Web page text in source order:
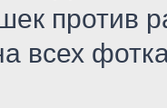
против
всех